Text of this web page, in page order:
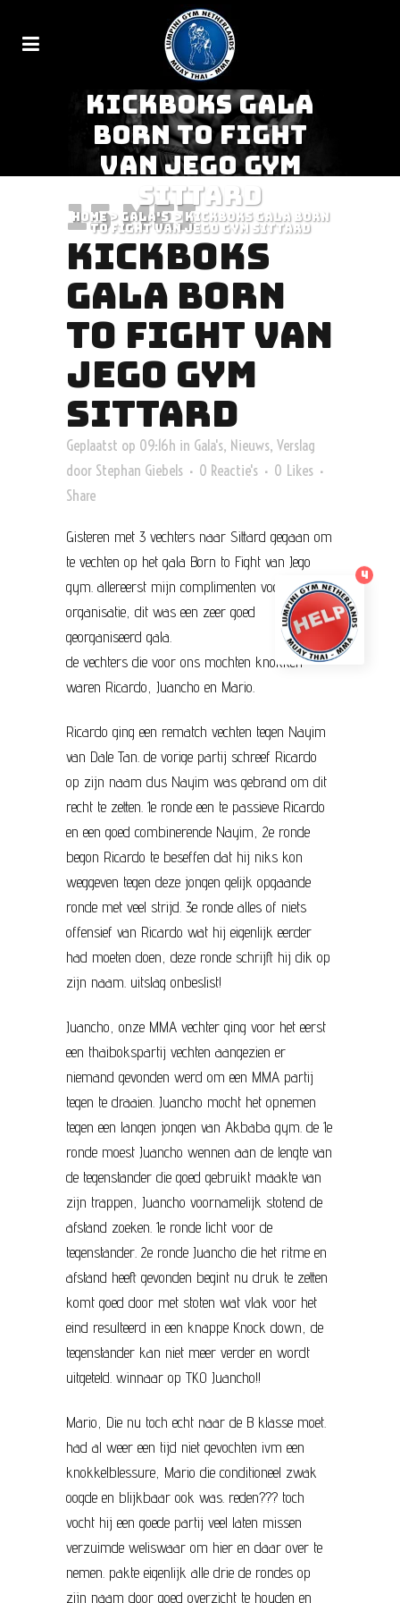
KICKBOKS GALA
BORN TO FIGHT
VAN JEGO GYM
SITTARD
Home> Gala's> Kickboks Gala Born
to Fight van Jego gym Sittard
15 MEI
KICKBOKS
GALA BORN
TO FIGHT VAN
JEGO GYM
SITTARD
Geplaatst op 09:16h in Gala's, Nieuws, Verslag
door Stephan Giebels 0 Reactie's 0 Likes
Share
Gisteren met 3 vechters naar Sittard gegaan om
te vechten op het gala Born to Fight van Jego
gym. allereerst mijn complimenten voor de
organisatie, dit was een zeer goed
georganiseerd gala.
de vechters die voor ons mochten knokken
waren Ricardo, Juancho en Mario.
Ricardo ging een rematch vechten tegen Nayim
van Dale Tan. de vorige partij schreef Ricardo
op zijn naam dus Nayim was gebrand om dit
recht te zetten. 1e ronde een te passieve Ricardo
en een goed combinerende Nayim, 2e ronde
begon Ricardo te beseffen dat hij niks kon
weggeven tegen deze jongen gelijk opgaande
ronde met veel strijd. 3e ronde alles of niets
offensief van Ricardo wat hij eigenlijk eerder
had moeten doen, deze ronde schrijft hij dik op
zijn naam. uitslag onbeslist!
Juancho, onze MMA vechter ging voor het eerst
een thaibokspartij vechten aangezien er
niemand gevonden werd om een MMA partij
tegen te draaien. Juancho mocht het opnemen
tegen een langen jongen van Akbaba gym. de 1e
ronde moest Juancho wennen aan de lengte van
de tegenstander die goed gebruikt maakte van
zijn trappen, Juancho voornamelijk stotend de
afstand zoeken. 1e ronde licht voor de
tegenstander. 2e ronde Juancho die het ritme en
afstand heeft gevonden begint nu druk te zetten
komt goed door met stoten wat vlak voor het
eind resulteerd in een knappe Knock down, de
tegenstander kan niet meer verder en wordt
uitgeteld. winnaar op TKO Juancho!!
Mario, Die nu toch echt naar de B klasse moet.
had al weer een tijd niet gevochten ivm een
knokkelblessure, Mario die conditioneel zwak
oogde en blijkbaar ook was. reden??? toch
vocht hij een goede partij veel laten missen
verzuimde weliswaar om hier en daar over te
nemen. pakte eigenlijk alle drie de rondes op
zijn naam door goed overzicht te houden en
4